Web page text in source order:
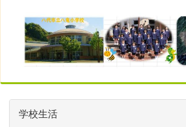
学校生活